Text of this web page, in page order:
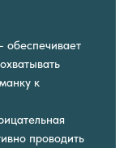
к
проводить